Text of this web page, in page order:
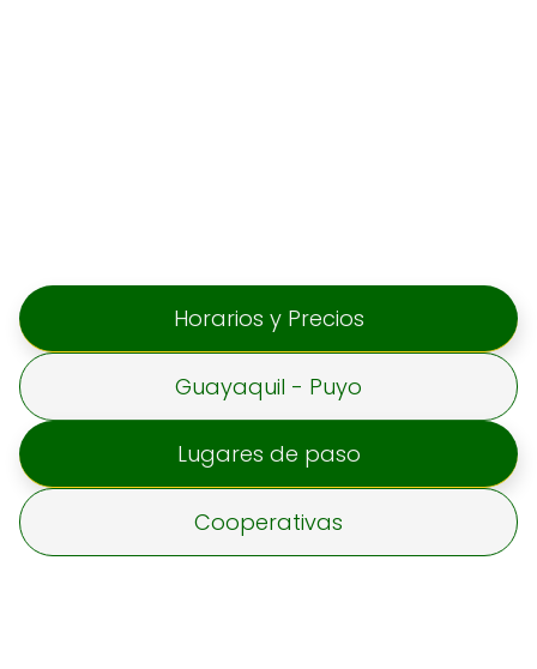
Horarios y Precios
Guayaquil - Puyo
Lugares de paso
Cooperativas